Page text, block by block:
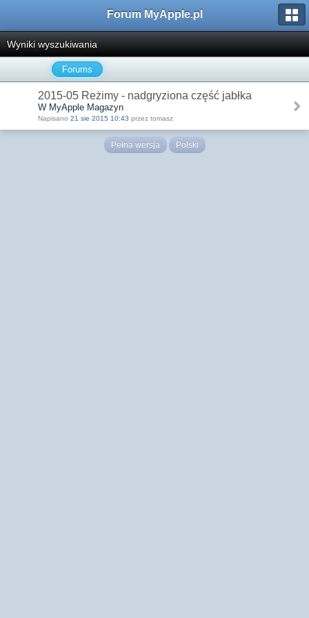
Forum MyApple.pl
Wyniki wyszukiwania
Forums
2015-05 Reżimy - nadgryziona część jabłka
W MyApple Magazyn
Napisano 21 sie 2015 10:43 przez tomasz
Pełna wersja Polski